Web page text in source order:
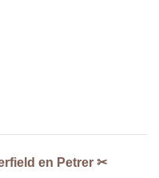
en Petrer ✂